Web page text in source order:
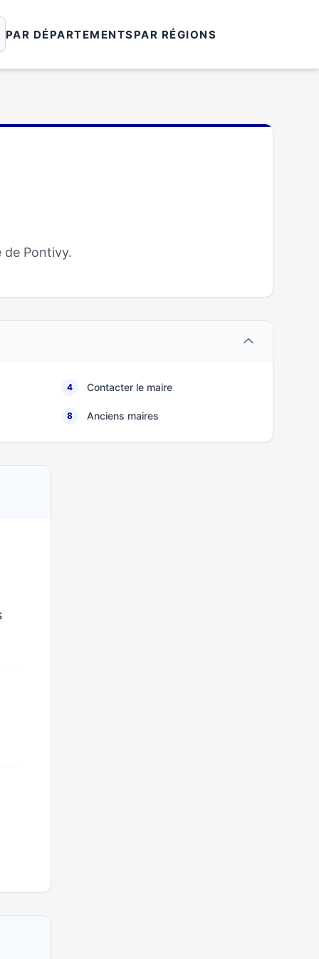
PAR DÉPARTEMENTSPAR RÉGIONS
Pontivy.
4 Contacter le maire
8 Anciens maires